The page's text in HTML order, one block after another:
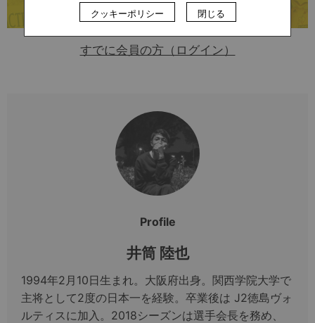
すでに会員の方（ログイン）
Profile
井筒 陸也
1994年2月10日生まれ。大阪府出身。関西学院大学で
主将として2度の日本一を経験。卒業後は J2徳島ヴォ
ルティスに加入。2018シーズンは選手会長を務め、
クッキーポリシー 閉じる